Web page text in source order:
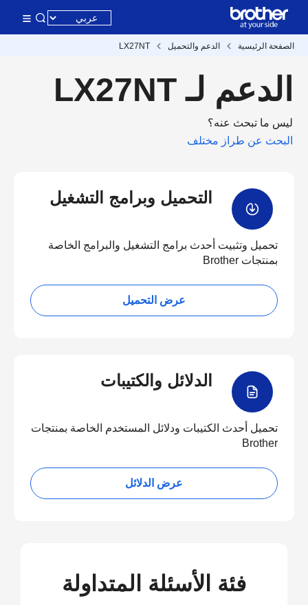
الصفحة الرئيسية الدعم والتحميل LX27NT
الدعم لـ LX27NT
ليس ما تبحث عنه؟
البحث عن طراز مختلف
التحميل وبرامج التشغيل
تحميل وتثبيت أحدث برامج التشغيل والبرامج الخاصة
بمنتجات Brother
عرض التحميل
الدلائل والكتيبات
تحميل أحدث الكتيبات ودلائل المستخدم الخاصة بمنتجات
Brother
عرض الدلائل
فئة الأسئلة المتداولة